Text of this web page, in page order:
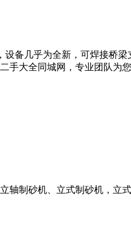
备几乎为全新，可焊接桥
手大全同城网，专业团队为
制砂机、立式制砂机，立